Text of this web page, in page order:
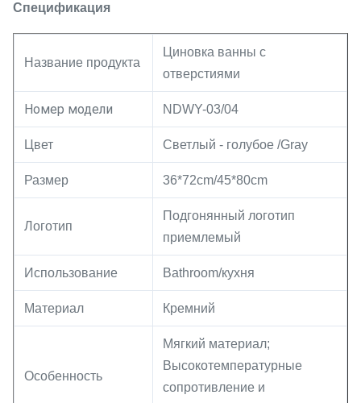
Спецификация
Название продукта
Циновка ванны с
отверстиями
Номер модели NDWY-03/04
Цвет Светлый - голубое /Gray
Размер 36*72cm/45*80cm
Логотип
Подгонянный логотип
приемлемый
Использование Bathroom/кухня
Материал Кремний
Особенность
Мягкий материал;
Высокотемпературные
сопротивление и